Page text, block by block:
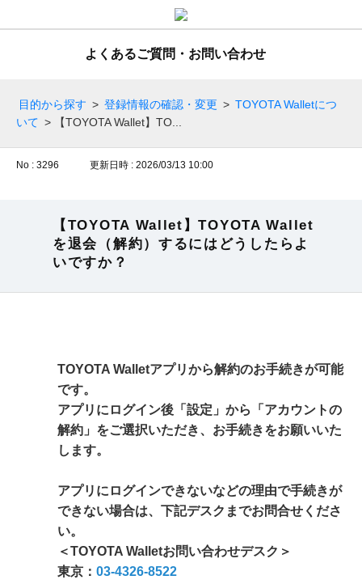
よくあるご質問・お問い合わせ
目的から探す > 登録情報の確認・変更 > TOYOTA Walletにつ
いて > 【TOYOTA Wallet】TO...
No : 3296 更新日時 : 2026/03/13 10:00
【TOYOTA Wallet】TOYOTA Wallet
を退会（解約）するにはどうしたらよ
いですか？
TOYOTA Walletアプリから解約のお手続きが可能
です。
アプリにログイン後「設定」から「アカウントの
解約」をご選択いただき、お手続きをお願いいた
します。
アプリにログインできないなどの理由で手続きが
できない場合は、下記デスクまでお問合せくださ
い。
＜TOYOTA Walletお問い合わせデスク＞
東京： 03-4326-8522